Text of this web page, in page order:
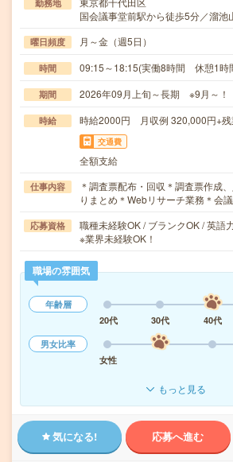
勤務地
国会議事堂前駅から徒歩5分／溜池
曜日頻度 月～金（週5日）
時間 09:15～18:15(実働8時間 休憩1時
期間 2026年09月上旬～長期 ※9月～！
時給 時給2000円 月収例 320,000円+残
交通費
全額支給
仕事内容
＊調査票配布・回収＊調査票作成
りまとめ＊Webリサーチ業務＊会
応募資格
職種未経験OK / ブランクOK / 英語
※業界未経験OK！
職場の雰囲気
年齢層
20代
30代 40代
男女比率
女性
もっと見る
気になる! 応募へ進む